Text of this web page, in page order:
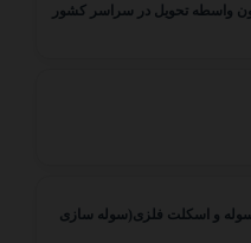
واسطه تحویل در سراسر کشور
و اسکلت فلزی(سوله سازی